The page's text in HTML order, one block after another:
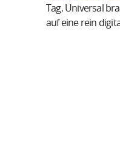
Tag. Universal
auf eine rein